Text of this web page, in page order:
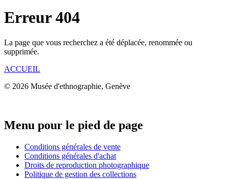
Erreur 404
La page que vous recherchez a été déplacée, renommée ou
supprimée.
ACCUEIL
© 2026 Musée d'ethnographie, Genève
Menu pour le pied de page
Conditions générales de vente
Conditions générales d'achat
Droits de reproduction photographique
Politique de gestion des collections